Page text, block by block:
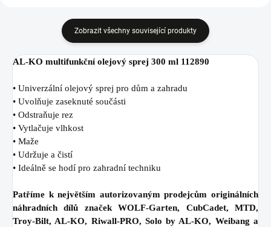
Zobrazit všechny související produkty
AL-KO multifunkční olejový sprej 300 ml 112890
• Univerzální olejový sprej pro dům a zahradu
• Uvolňuje zaseknuté součásti
• Odstraňuje rez
• Vytlačuje vlhkost
• Maže
• Udržuje a čistí
• Ideálně se hodí pro zahradní techniku
Patříme k největším autorizovaným prodejcům originálních
náhradních dílů značek WOLF-Garten, CubCadet, MTD,
Troy-Bilt, AL-KO, Riwall-PRO, Solo by AL-KO, Weibang a